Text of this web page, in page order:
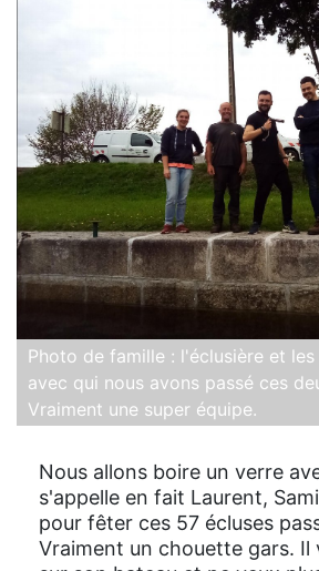
Photo de famille : l'éclusière et
avec qui nous avons passé ces
Vraiment une super équipe.
Nous allons boire un verre
s'appelle en fait Laurent,
pour fêter ces 57 écluses
Vraiment un chouette gars. Il